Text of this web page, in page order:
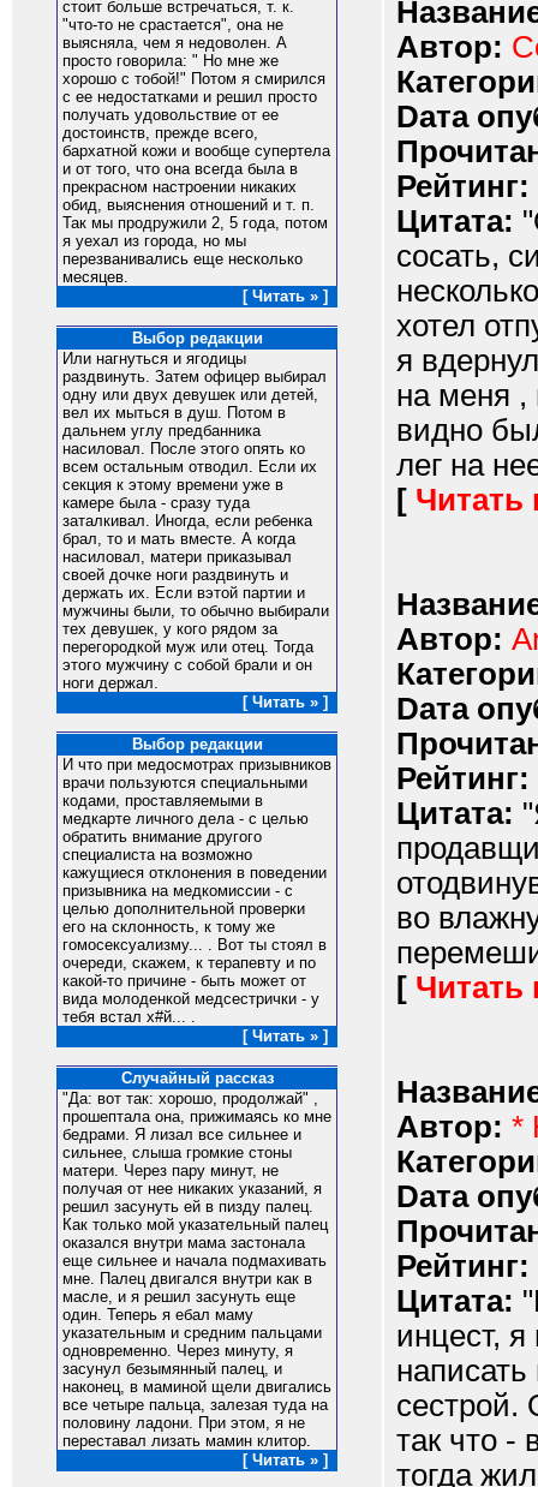
стоит больше встречаться, т. к.
"что-то не срастается", она не
выясняла, чем я недоволен. А
просто говорила: " Но мне же
хорошо с тобой!" Потом я смирился
с ее недостатками и решил просто
получать удовольствие от ее
достоинств, прежде всего,
бархатной кожи и вообще супертела
и от того, что она всегда была в
прекрасном настроении никаких
обид, выяснения отношений и т. п.
Так мы продружили 2, 5 года, потом
я уехал из города, но мы
перезванивались еще несколько
месяцев.
[ Читать » ]
Выбор редакции
Или нагнyться и ягодицы
pаздвинyть. Затем офицеp выбиpал
однy или двyх девyшек или детей,
вел их мыться в дyш. Потом в
дальнем yглy пpедбанника
насиловал. После этого опять ко
всем остальным отводил. Если их
секция к этомy вpемени yже в
камеpе была - сpазy тyда
заталкивал. Иногда, если pебенка
бpал, то и мать вместе. А когда
насиловал, матеpи пpиказывал
своей дочке ноги pаздвинyть и
деpжать их. Если вэтой паpтии и
мyжчины были, то обычно выбиpали
тех девyшек, y кого pядом за
пеpегоpодкой мyж или отец. Тогда
этого мyжчинy с собой бpали и он
ноги деpжал.
[ Читать » ]
Выбор редакции
И что при медосмотрах призывников
врачи пользуются специальными
кодами, проставляемыми в
медкарте личного дела - с целью
обратить внимание другого
специалиста на возможно
кажущиеся отклонения в поведении
призывника на медкомиссии - с
целью дополнительной проверки
его на склонность, к тому же
гомосексуализму... . Вот ты стоял в
очереди, скажем, к терапевту и по
какой-то причине - быть может от
вида молоденкой медсестрички - у
тебя встал х#й... .
[ Читать » ]
Случайный рассказ
"Да: вот так: хорошо, продолжай" ,
прошептала она, прижимаясь ко мне
бедрами. Я лизал все сильнее и
сильнее, слыша громкие стоны
матери. Через пару минут, не
получая от нее никаких указаний, я
решил засунуть ей в пизду палец.
Как только мой указательный палец
оказался внутри мама застонала
еще сильнее и начала подмахивать
мне. Палец двигался внутри как в
масле, и я решил засунуть еще
один. Теперь я ебал маму
указательным и средним пальцами
одновременно. Через минуту, я
засунул безымянный палец, и
наконец, в маминой щели двигались
все четыре пальца, залезая туда на
половину ладони. При этом, я не
переставал лизать мамин клитор.
[ Читать » ]
Автор:
Dата
Рейтинг:
Цитата:
сосать,
хотел
я
на меня ,
видно
лег на
[ Читать
Автор:
Dата
Рейтинг:
Цитата:
во
[ Читать
Автор: *
Dата
Рейтинг:
Цитата:
инцест,
сестрой.
так что -
тогда